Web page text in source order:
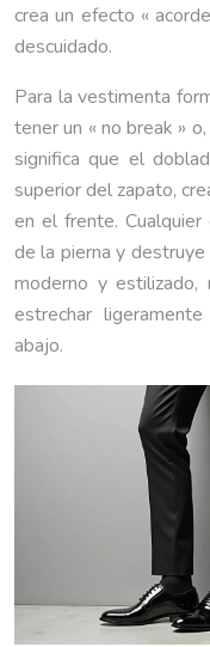
crea un efecto «
descuidado.
Para la vestimenta
tener un « no break »
significa que el
superior del zapato,
en el frente.
de la pierna y
moderno y estilizado,
estrechar
abajo.